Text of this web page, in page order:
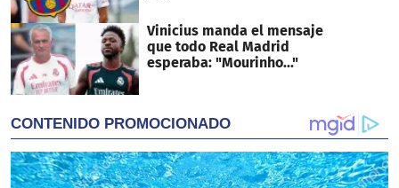
Vinicius manda el mensaje
que todo Real Madrid
esperaba: "Mourinho..."